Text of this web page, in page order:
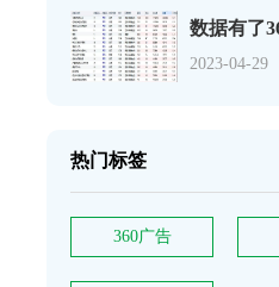
2023-04-29
热门标签
360广告